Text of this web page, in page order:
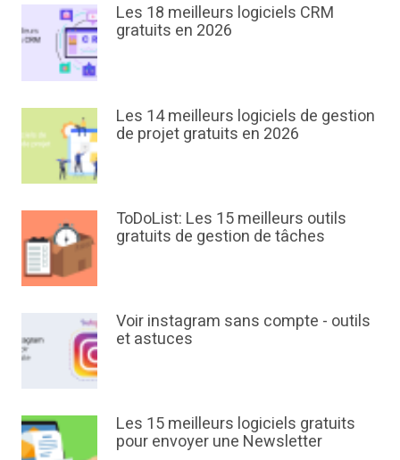
Les 18 meilleurs logiciels CRM
gratuits en 2026
Les 14 meilleurs logiciels de gestion
de projet gratuits en 2026
ToDoList: Les 15 meilleurs outils
gratuits de gestion de tâches
Voir instagram sans compte - outils
et astuces
Les 15 meilleurs logiciels gratuits
pour envoyer une Newsletter